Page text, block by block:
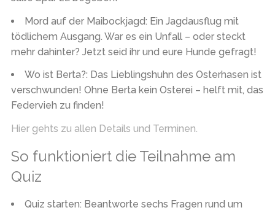
Mord auf der Maibockjagd: Ein Jagdausflug mit
tödlichem Ausgang. War es ein Unfall – oder steckt
mehr dahinter? Jetzt seid ihr und eure Hunde gefragt!
Wo ist Berta?: Das Lieblingshuhn des Osterhasen ist
verschwunden! Ohne Berta kein Osterei – helft mit, das
Federvieh zu finden!
Hier gehts zu allen Details und Terminen.
So funktioniert die Teilnahme am
Quiz
Quiz starten: Beantworte sechs Fragen rund um